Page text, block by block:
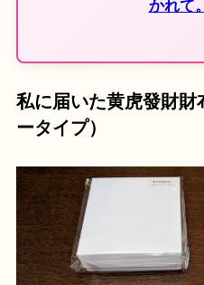
かれて
私に届いた黄虎發財
ータイプ）